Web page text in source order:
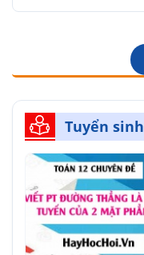
Tuyển sinh